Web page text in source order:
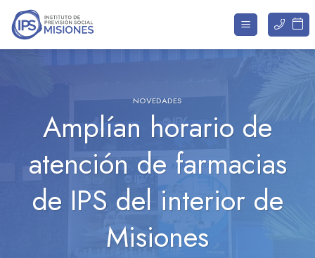
Saltar
contenido
NOVEDADES
Amplían horario de
atención de farmacias
de IPS del interior de
Misiones